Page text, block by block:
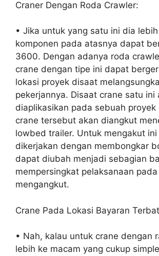
Craner Dengan Roda Crawler:
• Jika untuk yang satu ini dia
komponen pada atasnya dapat
3600. Dengan adanya roda
crane dengan tipe ini dapat
lokasi proyek disaat
pekerjannya. Disaat crane satu ini
diaplikasikan pada sebuah proyek
crane tersebut akan diangkut
lowbed trailer. Untuk mengakut ini
dikerjakan dengan membongkar
dapat diubah menjadi sebagian
mempersingkat pelaksanaan
mengangkut.
Crane Pada Lokasi Bayaran
• Nah, kalau untuk crane dengan
lebih ke macam yang cukup